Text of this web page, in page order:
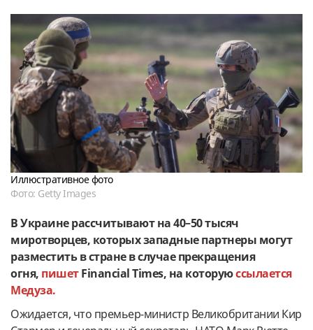
Иллюстративное фото
Фото: Getty Images
В Украине рассчитывают на 40–50 тысяч
миротворцев, которых западные партнеры могут
разместить в стране в случае прекращения
огня, пишетFinancial Times, на которуюссылается
Медуза.
Ожидается, что премьер-министр Великобритании Кир